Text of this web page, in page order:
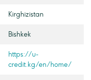
Kirghizistan
Bishkek
https://u-
credit.kg/en/home/